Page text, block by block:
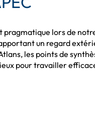
lors de
un regard
les points de
pour travailler